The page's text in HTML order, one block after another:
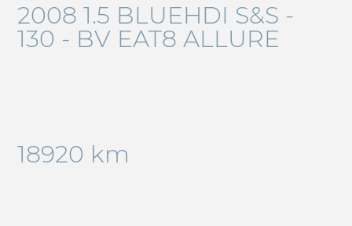
2008 1.5 BLUEHDI S&S -
130 - BV EAT8 ALLURE
18920 km